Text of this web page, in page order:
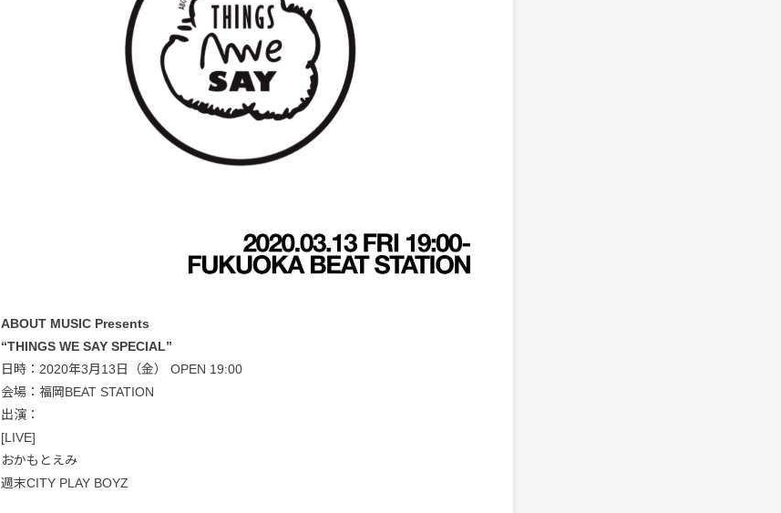
ABOUT MUSIC Presents
“THINGS WE SAY SPECIAL”
日時：2020年3月13日（金） OPEN 19:00
会場：福岡BEAT STATION
出演：
[LIVE]
おかもとえみ
週末CITY PLAY BOYZ